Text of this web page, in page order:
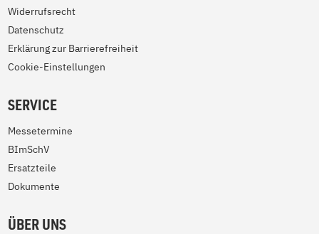
Widerrufsrecht
Datenschutz
Erklärung zur Barrierefreiheit
Cookie-Einstellungen
SERVICE
Messetermine
BImSchV
Ersatzteile
Dokumente
ÜBER UNS